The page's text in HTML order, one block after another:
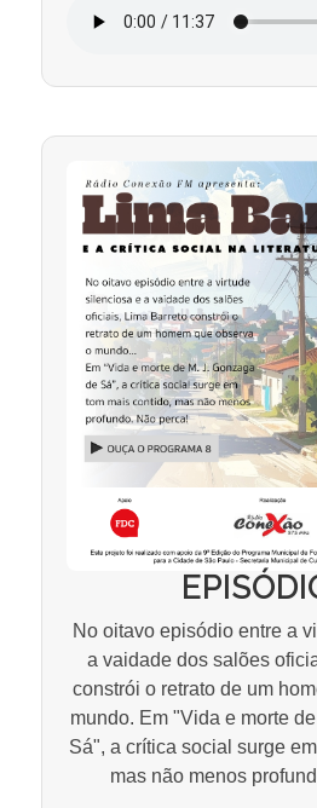
No oitavo episódio entre a
a vaidade dos salões
constrói o retrato de um
mundo. Em "Vida e morte
Sá", a crítica social surge
mas não menos